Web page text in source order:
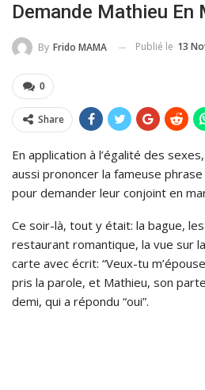
Demande Mathieu En
By Frido MAMA Publié le 13
0
Share
En application à l’égalité des
aussi prononcer la fameuse phrase
pour demander leur conjoint en
Ce soir-là, tout y était: la bague,
restaurant romantique, la vue sur
carte avec écrit: “Veux-tu
pris la parole, et Mathieu, son
demi, qui a répondu “oui”.